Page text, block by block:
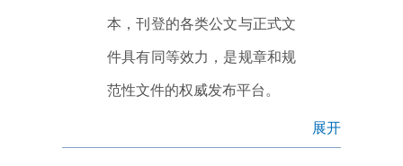
本，刊登的各类公文与正式文
件具有同等效力，是规章和规
范性文件的权威发布平台。
展开